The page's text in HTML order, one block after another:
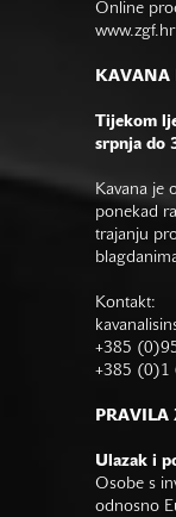
Online
www.zgf.hr
KAVANA
Tijekom
srpnja do
Kavana je
ponekad
trajanju
Kontakt:
+385
+385 (0)1
PRAVILA
Ulazak i
Osobe s
odnosno